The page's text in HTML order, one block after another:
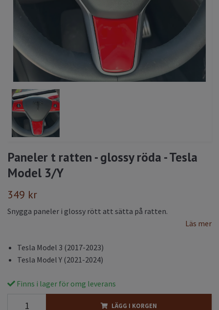
Paneler t ratten - glossy röda - Tesla
Model 3/Y
349 kr
Snygga paneler i glossy rött att sätta på ratten.
Läs mer
Tesla Model 3 (2017-2023)
Tesla Model Y (2021-2024)
Finns i lager för omg leverans
LÄGG I KORGEN